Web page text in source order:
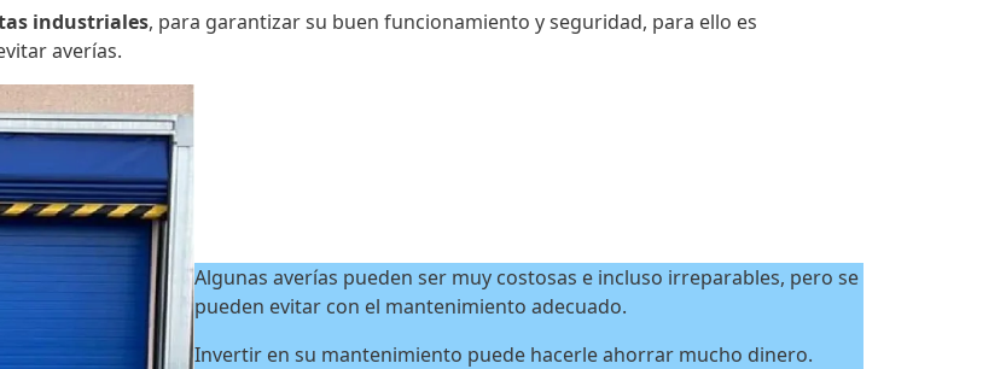
industriales, para garantizar su buen funcionamiento y seguridad, para ello es
averías.
Algunas averías pueden ser muy costosas e incluso irreparables, pero se
pueden evitar con el mantenimiento adecuado.
Invertir en su mantenimiento puede hacerle ahorrar mucho dinero.